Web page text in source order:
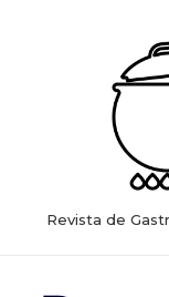
Revista de